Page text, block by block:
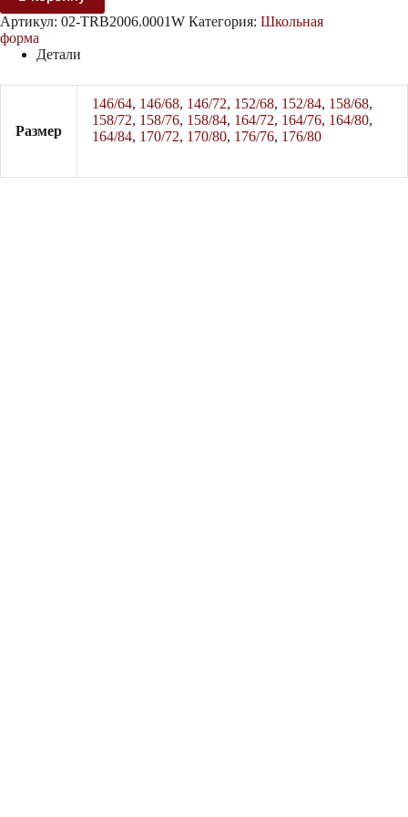
02-
TRB2006.0001W
Артикул: 02-TRB2006.0001W Категория: Школьная
форма
Детали
Размер
146/64, 146/68, 146/72, 152/68, 152/84, 158/68,
158/72, 158/76, 158/84, 164/72, 164/76, 164/80,
164/84, 170/72, 170/80, 176/76, 176/80